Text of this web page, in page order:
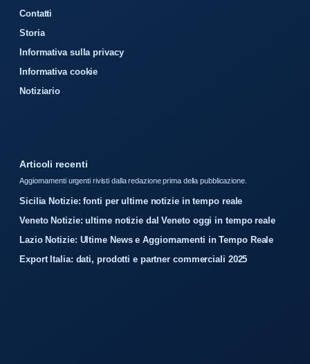
Contatti
Storia
Informativa sulla privacy
Informativa cookie
Notiziario
Articoli recenti
Aggiornamenti urgenti rivisti dalla redazione prima della pubblicazione.
Sicilia Notizie: fonti per ultime notizie in tempo reale
Veneto Notizie: ultime notizie dal Veneto oggi in tempo reale
Lazio Notizie: Ultime News e Aggiornamenti in Tempo Reale
Export Italia: dati, prodotti e partner commerciali 2025